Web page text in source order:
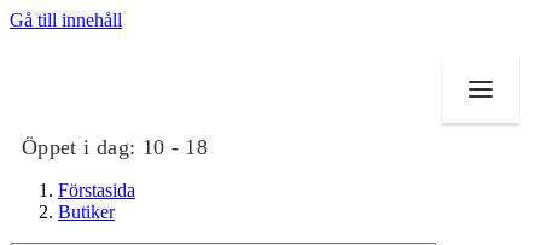
Gå till innehåll
Öppet i dag: 10 - 18
Förstasida
Butiker